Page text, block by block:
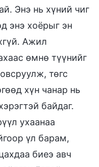
Энэ нь хүний чиг
энэ хоёрыг эн
Ажил
өмнө түүнийг
төгс
хүн чанар нь
байдаг.
ухаанаа
үл барам,
биеэ авч